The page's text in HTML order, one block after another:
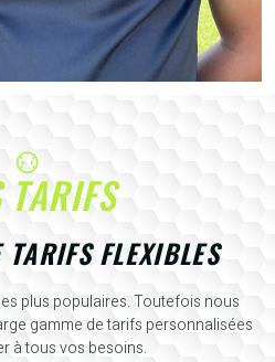
TARIFS
FLEXIBLES
plus populaires. Toutefois nous
gamme de tarifs personnalisées
à tous vos besoins.